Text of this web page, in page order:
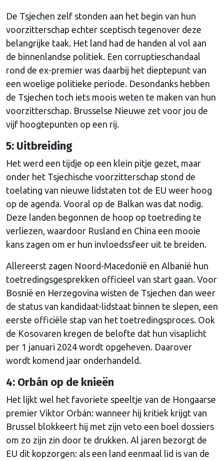
De Tsjechen zelf stonden aan het begin van hun
voorzitterschap echter sceptisch tegenover deze
belangrijke taak. Het land had de handen al vol aan
de binnenlandse politiek. Een corruptieschandaal
rond de ex-premier was daarbij het dieptepunt van
een woelige politieke periode. Desondanks hebben
de Tsjechen toch iets moois weten te maken van hun
voorzitterschap. Brusselse Nieuwe zet voor jou de
vijf hoogtepunten op een rij.
5: Uitbreiding
Het werd een tijdje op een klein pitje gezet, maar
onder het Tsjechische voorzitterschap stond de
toelating van nieuwe lidstaten tot de EU weer hoog
op de agenda. Vooral op de Balkan was dat nodig.
Deze landen begonnen de hoop op toetreding te
verliezen, waardoor Rusland en China een mooie
kans zagen om er hun invloedssfeer uit te breiden.
Allereerst zagen Noord-Macedonië en Albanië hun
toetredingsgesprekken officieel van start gaan. Voor
Bosnië en Herzegovina wisten de Tsjechen dan weer
de status van kandidaat-lidstaat binnen te slepen, een
eerste officiële stap van het toetredingsproces. Ook
de Kosovaren kregen de belofte dat hun visaplicht
per 1 januari 2024 wordt opgeheven. Daarover
wordt komend jaar onderhandeld.
4: Orbán op de knieën
Het lijkt wel het favoriete speeltje van de Hongaarse
premier Viktor Orbán: wanneer hij kritiek krijgt van
Brussel blokkeert hij met zijn veto een boel dossiers
om zo zijn zin door te drukken. Al jaren bezorgt de
EU dit kopzorgen: als een land eenmaal lid is van de